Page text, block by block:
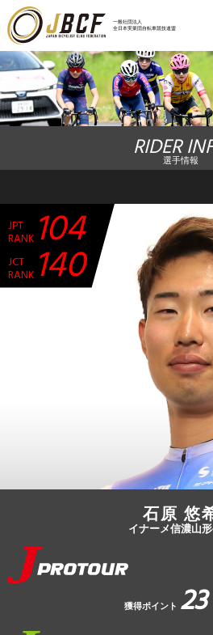
一般社団法人
全日本実業団自転車競技連盟
ニュー
レース日
ランキ
チーム・
競技ガイ
加盟・登
エントリ
JBCF ROAD
RIDER
選手情報
JPT
RANK 104
JCT
RANK 140
石原 悠
イナーメ信濃山
獲得ポイント 23